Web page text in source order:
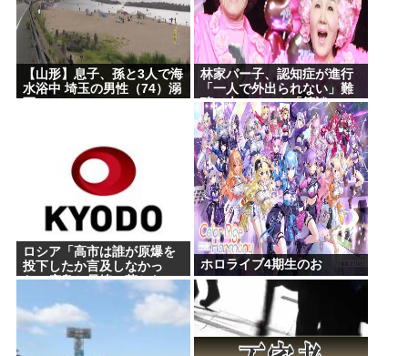
的〉なシナリオ
(📞´ん`)「はい嫌儲子供電話相談室」👧「犬は大きい
小さいのがいるのになんで猫はみんな同じ大きさな
の？」
ガチで死にたい時ってどうしたらいいの？
新しいキーボード買いたいんだけど、今のキーボー
ド壊れなくて買う理由が見つからない
「世界唯一の被爆国は北朝鮮」と主張し、チラシを
配布する輩が発生
Powered by livedoor 相互RSS
【山形】息子、孫と3人で海
水浴中 埼玉の男性（74）溺
林家パー子、認知症が進行
「一人で外出られない」難
聴で夫・ペーと「筆談」…
自宅全焼から約1年
ロシア「高市は誰が原爆を
投下したか言及しなかっ
た。広島と長崎に落ちたの
はUFOだと思っているの
か?」
ホロライブ4期生のお